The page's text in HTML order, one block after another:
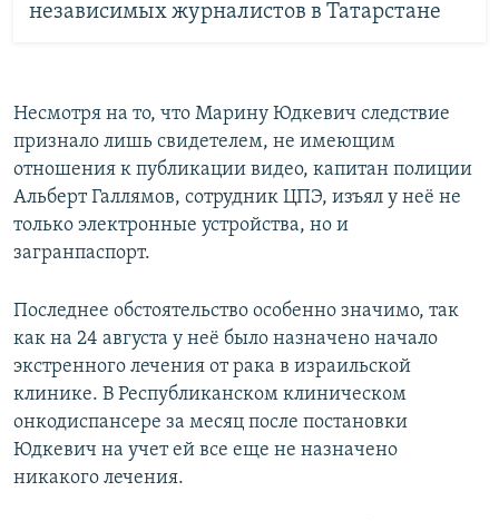
независимых журналистов в Татарстане
Несмотря на то, что Марину Юдкевич следствие
признало лишь свидетелем, не имеющим
отношения к публикации видео, капитан полиции
Альберт Галлямов, сотрудник ЦПЭ, изъял у неё не
только электронные устройства, но и
загранпаспорт.
Последнее обстоятельство особенно значимо, так
как на 24 августа у неё было назначено начало
экстренного лечения от рака в израильской
клинике. В Республиканском клиническом
онкодиспансере за месяц после постановки
Юдкевич на учет ей все еще не назначено
никакого лечения.